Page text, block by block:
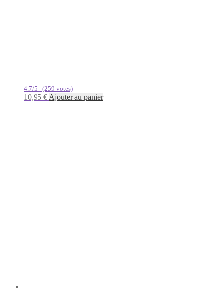
4.7/5 - (259 votes)
10,95 € Ajouter au panier